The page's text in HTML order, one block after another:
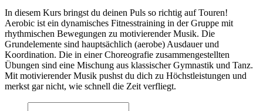
In diesem Kurs bringst du deinen Puls so richtig auf Touren!
Aerobic ist ein dynamisches Fitnesstraining in der Gruppe mit
rhythmischen Bewegungen zu motivierender Musik. Die
Grundelemente sind hauptsächlich (aerobe) Ausdauer und
Koordination. Die in einer Choreografie zusammengestellten
Übungen sind eine Mischung aus klassischer Gymnastik und Tanz.
Mit motivierender Musik pushst du dich zu Höchstleistungen und
merkst gar nicht, wie schnell die Zeit verfliegt.